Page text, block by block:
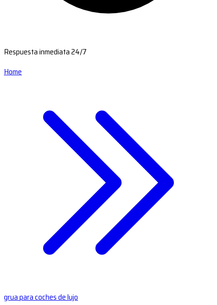
Respuesta inmediata 24/7
Home
grua para coches de lujo